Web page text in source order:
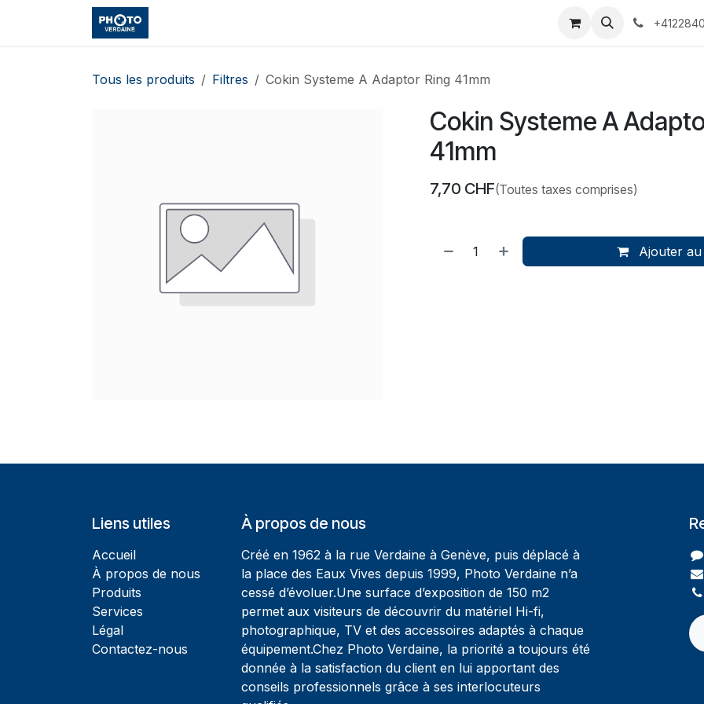
Se rendre au contenu
Événements Services
Tous les produits Filtres Cokin Systeme A Adaptor Ring 41mm
Cokin Systeme A
41mm
7,70 CHF(Toutes taxes comprises)
Ajouter
Liens utiles
Accueil
À propos de nous
Produits
Services
Légal
Contactez-nous
À propos de nous
Créé en 1962 à la rue Verdaine à Genève, puis déplacé à
la place des Eaux Vives depuis 1999, Photo Verdaine n’a
cessé d’évoluer.Une surface d’exposition de 150 m2
permet aux visiteurs de découvrir du matériel Hi-fi,
photographique, TV et des accessoires adaptés à chaque
équipement.Chez Photo Verdaine, la priorité a toujours été
donnée à la satisfaction du client en lui apportant des
conseils professionnels grâce à ses interlocuteurs